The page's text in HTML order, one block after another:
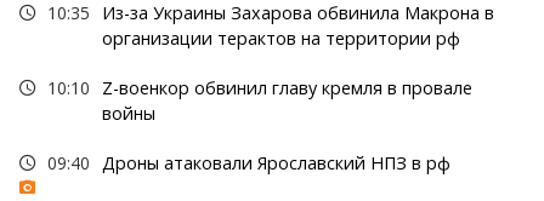
10:35
Из-за Украины Захарова обвинила Макрона в
организации терактов на территории рф
10:10
Z-военкор обвинил главу кремля в провале
войны
09:40 Дроны атаковали Ярославский НПЗ в рф